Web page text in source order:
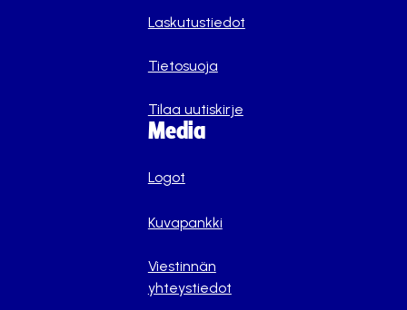
Laskutustiedot
Tietosuoja
Tilaa uutiskirje
Media
Logot
Kuvapankki
Viestinnän
yhteystiedot